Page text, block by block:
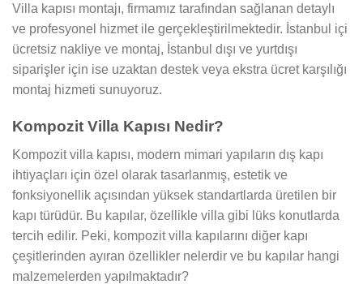
Villa kapısı montajı, firmamız tarafından sağlanan detaylı
ve profesyonel hizmet ile gerçekleştirilmektedir. İstanbul içi
ücretsiz nakliye ve montaj, İstanbul dışı ve yurtdışı
siparişler için ise uzaktan destek veya ekstra ücret karşılığı
montaj hizmeti sunuyoruz.
Kompozit Villa Kapısı Nedir?
Kompozit villa kapısı, modern mimari yapıların dış kapı
ihtiyaçları için özel olarak tasarlanmış, estetik ve
fonksiyonellik açısından yüksek standartlarda üretilen bir
kapı türüdür. Bu kapılar, özellikle villa gibi lüks konutlarda
tercih edilir. Peki, kompozit villa kapılarını diğer kapı
çeşitlerinden ayıran özellikler nelerdir ve bu kapılar hangi
malzemelerden yapılmaktadır?